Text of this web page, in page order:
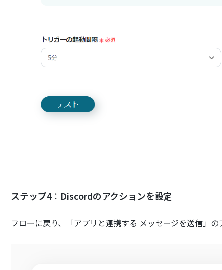
ステップ4：Discordのアクションを設定
フローに戻り、「アプリと連携する メッセージを送信」